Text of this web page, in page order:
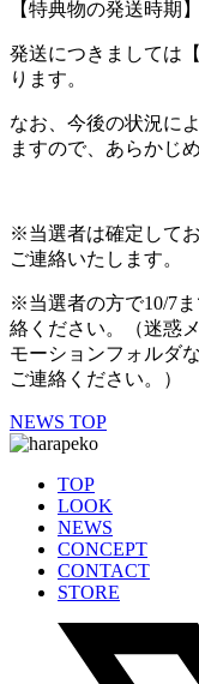
【特典物の発送時期】
発送につきましては
ります。
なお、今後の状況に
ますので、あらかじ
※当選者は確定して
ご連絡いたします。
※当選者の方で10/7
絡ください。（迷惑
モーションフォルダ
ご連絡ください。）
NEWS TOP
TOP
LOOK
NEWS
CONCEPT
CONTACT
STORE